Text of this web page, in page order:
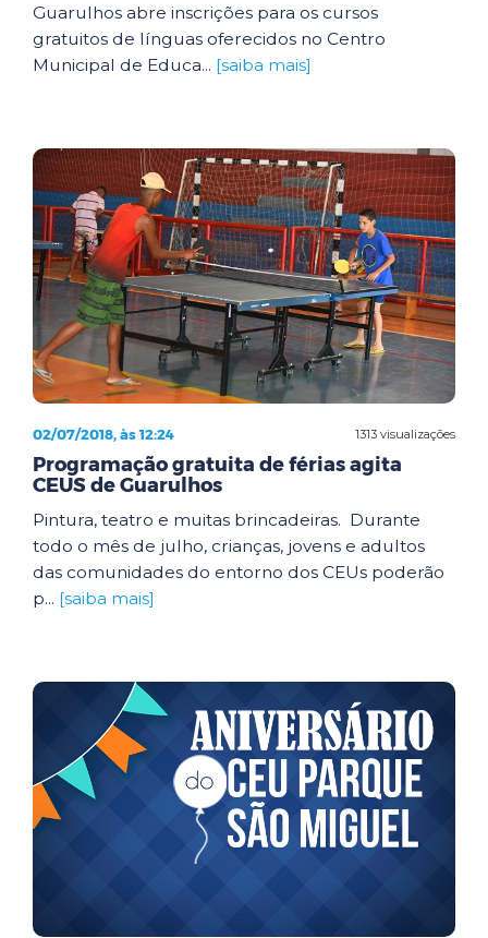
Guarulhos abre inscrições para os cursos
gratuitos de línguas oferecidos no Centro
Municipal de Educa... [saiba mais]
1313 visualizações
02/07/2018, às 12:24
Programação gratuita de férias agita
CEUS de Guarulhos
Pintura, teatro e muitas brincadeiras. Durante
todo o mês de julho, crianças, jovens e adultos
das comunidades do entorno dos CEUs poderão
p... [saiba mais]